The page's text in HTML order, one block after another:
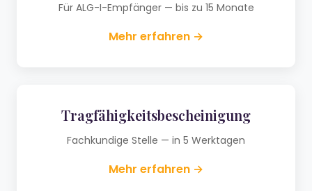
Für ALG-I-Empfänger — bis zu 15 Monate
Mehr erfahren →
Tragfähigkeitsbescheinigung
Fachkundige Stelle — in 5 Werktagen
Mehr erfahren →